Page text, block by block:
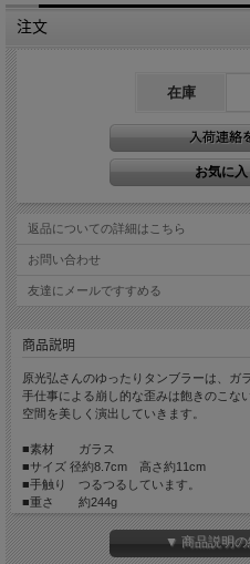
注文
在庫
返品についての詳細はこちら
お問い合わせ
友達にメールですすめる
商品説明
原光弘さんのゆったりタンブラーは、ガ
手仕事による崩し的な歪みは飽きのこな
空間を美しく演出していきます。
■素材 ガラス
■サイズ 径約8.7cm 高さ約11cm
■手触り つるつるしています。
■重さ 約244g
■容量 約300cc
■備考 食器洗浄機 × 耐熱約40度ま
小さな気泡や黒点、一点ごとに
▼ 商品説明